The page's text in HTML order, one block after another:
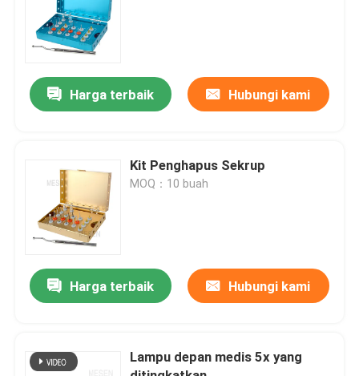
Tentang kita
Kontrol kualitas
Quote request suatu
Peralatan Medis Gigi
Handpiece Gigi Berkecepatan Tinggi
Harga terbaik Hubungi kami
Kit Penghapus Sekrup
MOQ：10 buah
Harga terbaik Hubungi kami
Lampu depan medis 5x yang